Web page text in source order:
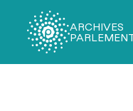
ARCHIVES